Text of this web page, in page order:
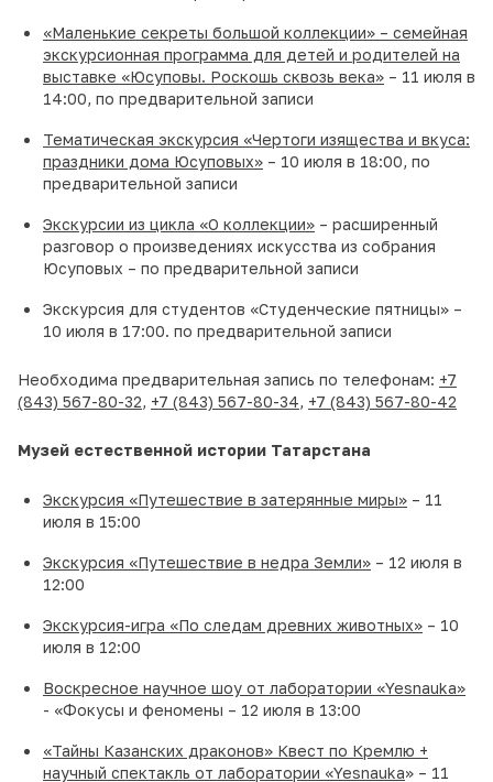
«Маленькие секреты большой коллекции» – семейная
экскурсионная программа для детей и родителей на
выставке «Юсуповы. Роскошь сквозь века» – 11 июля в
14:00, по предварительной записи
Тематическая экскурсия «Чертоги изящества и вкуса:
праздники дома Юсуповых» – 10 июля в 18:00, по
предварительной записи
Экскурсии из цикла «О коллекции» – расширенный
разговор о произведениях искусства из собрания
Юсуповых – по предварительной записи
Экскурсия для студентов «Студенческие пятницы» –
10 июля в 17:00. по предварительной записи
Необходима предварительная запись по телефонам: +7
(843) 567-80-32, +7 (843) 567-80-34, +7 (843) 567-80-42
Музей естественной истории Татарстана
Экскурсия «Путешествие в затерянные миры» – 11
июля в 15:00
Экскурсия «Путешествие в недра Земли» – 12 июля в
12:00
Экскурсия-игра «По следам древних животных» – 10
июля в 12:00
Воскресное научное шоу от лаборатории «Yesnauka»
- «Фокусы и феномены – 12 июля в 13:00
«Тайны Казанских драконов» Квест по Кремлю +
научный спектакль от лаборатории «Yesnauka» – 11